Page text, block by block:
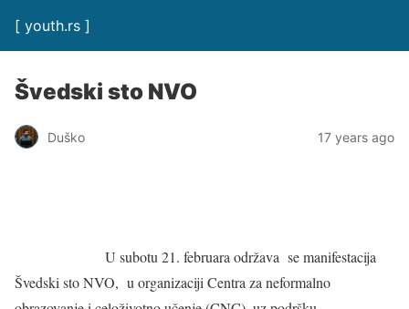
[ youth.rs ]
Švedski sto NVO
Duško 17 years ago
U subotu 21. februara održava se manifestacija
Švedski sto NVO, u organizaciji Centra za neformalno